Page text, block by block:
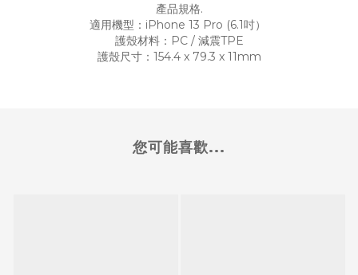
產品規格.
適用機型：iPhone 13 Pro (6.1吋）
護殼材料：PC / 減震TPE
護殼尺寸：154.4 x 79.3 x 11mm
您可能喜歡...